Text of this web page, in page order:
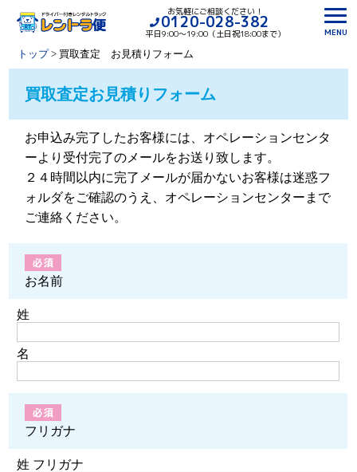
お気軽にご相談ください！
0120-028-382
平日9:00〜19:00（土日祝18:00まで）
MENU
トップ> 買取査定 お見積りフォーム
買取査定お見積りフォーム
お申込み完了したお客様には、オペレーションセンタ
ーより受付完了のメールをお送り致します。
２４時間以内に完了メールが届かないお客様は迷惑フ
ォルダをご確認のうえ、オペレーションセンターまで
ご連絡ください。
お名前
姓
名
フリガナ
姓 フリガナ